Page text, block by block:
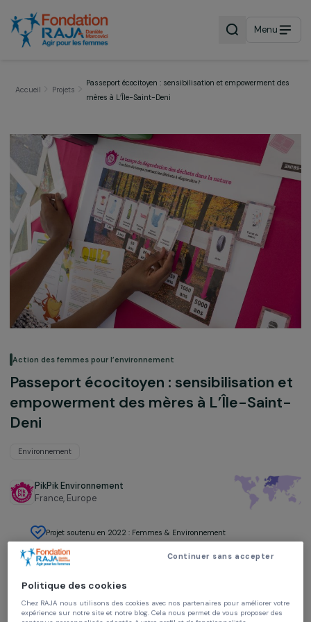
Menu
Passeport écocitoyen : sensibilisation et empowerment
Action des femmes pour l’environnement
Passeport écocitoyen : sensibilisation
empowerment des mères à L’Île-
Environnement
PikPik Environnement
France,
Projet soutenu en 2022 : Femmes & Environnement
Continuer sans accepter